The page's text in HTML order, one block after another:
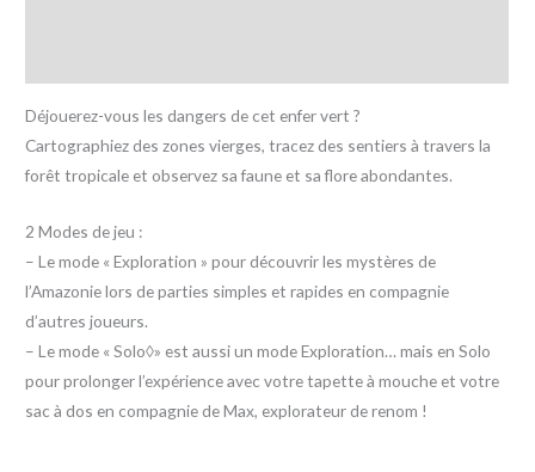
Déjouerez-vous les dangers de cet enfer vert ?
Cartographiez des zones vierges, tracez des sentiers à travers la
forêt tropicale et observez sa faune et sa flore abondantes.
2 Modes de jeu :
– Le mode « Exploration » pour découvrir les mystères de
l’Amazonie lors de parties simples et rapides en compagnie
d’autres joueurs.
– Le mode « Solo◊» est aussi un mode Exploration… mais en Solo
pour prolonger l’expérience avec votre tapette à mouche et votre
sac à dos en compagnie de Max, explorateur de renom !